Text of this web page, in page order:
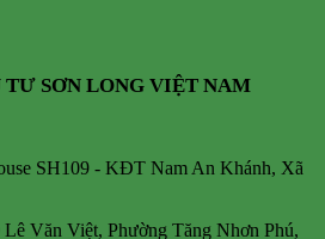
SƠN LONG VIỆT NAM
SH109 - KĐT Nam An Khánh, Xã
Lê Văn Việt, Phường Tăng Nhơn Phú,